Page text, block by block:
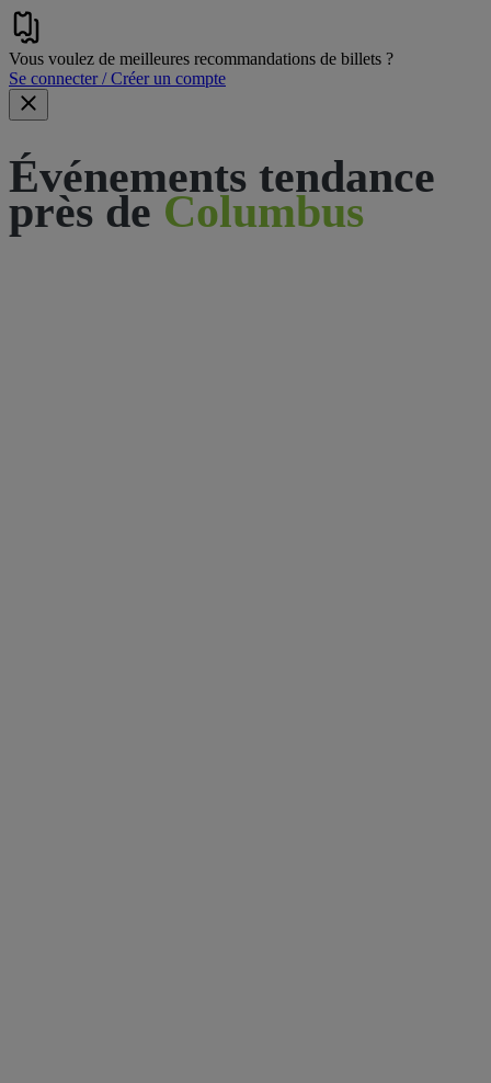
Vous voulez de meilleures recommandations de billets ?
Se connecter / Créer un compte
Événements tendance
près de Columbus